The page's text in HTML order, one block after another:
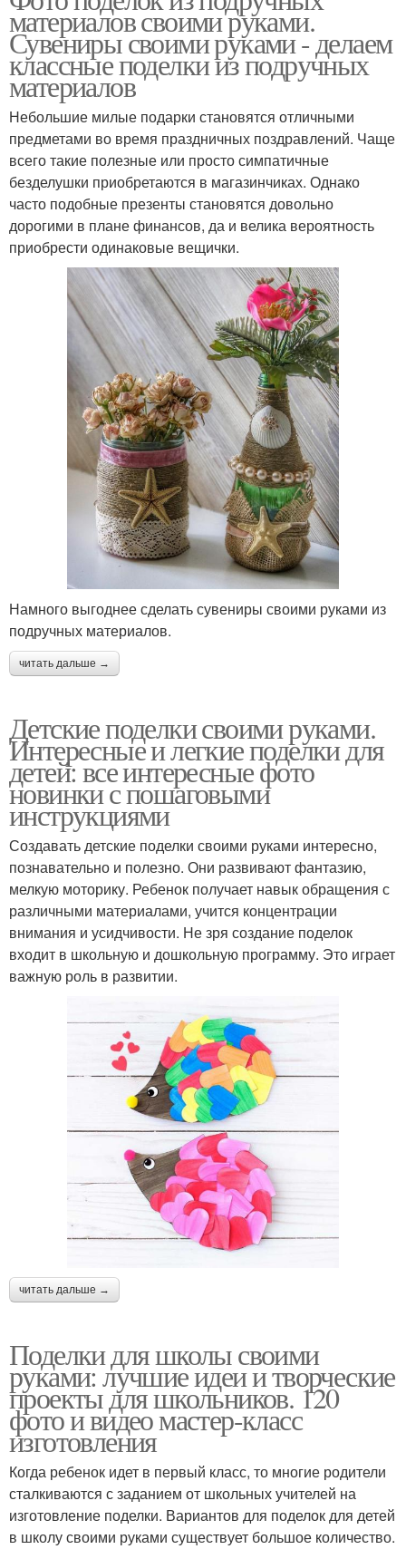
материалов своими руками.
Сувениры своими руками - делаем
классные поделки из подручных
материалов
Небольшие милые подарки становятся отличными
предметами во время праздничных поздравлений. Чаще
всего такие полезные или просто симпатичные
безделушки приобретаются в магазинчиках. Однако
часто подобные презенты становятся довольно
дорогими в плане финансов, да и велика вероятность
приобрести одинаковые вещички.
Намного выгоднее сделать сувениры своими руками из
подручных материалов.
читать дальше →
Детские поделки своими руками.
Интересные и легкие поделки для
детей: все интересные фото
новинки с пошаговыми
инструкциями
Создавать детские поделки своими руками интересно,
познавательно и полезно. Они развивают фантазию,
мелкую моторику. Ребенок получает навык обращения с
различными материалами, учится концентрации
внимания и усидчивости. Не зря создание поделок
входит в школьную и дошкольную программу. Это играет
важную роль в развитии.
читать дальше →
Поделки для школы своими
руками: лучшие идеи и творческие
проекты для школьников. 120
фото и видео мастер-класс
изготовления
Когда ребенок идет в первый класс, то многие родители
сталкиваются с заданием от школьных учителей на
изготовление поделки. Вариантов для поделок для детей
в школу своими руками существует большое количество.